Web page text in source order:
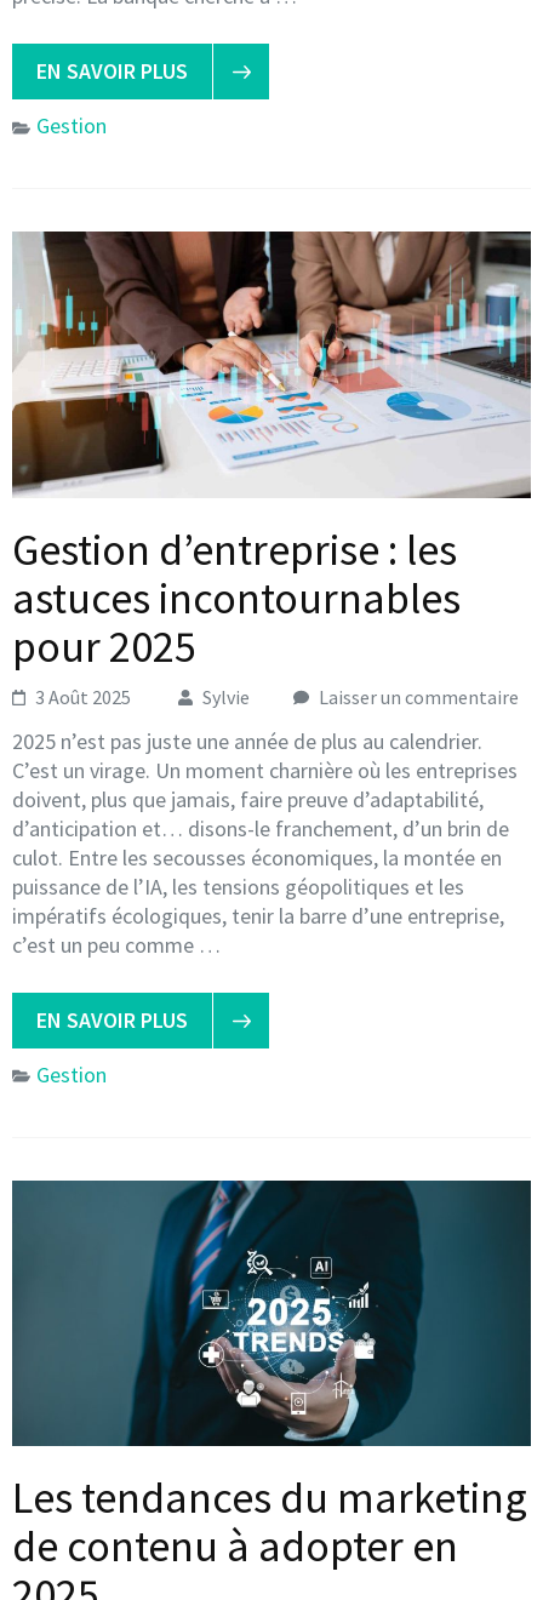
EN SAVOIR PLUS
Gestion
Gestion d’entreprise : les
astuces incontournables
pour 2025
3 Août 2025 Sylvie Laisser un commentaire
2025 n’est pas juste une année de plus au calendrier.
C’est un virage. Un moment charnière où les entreprises
doivent, plus que jamais, faire preuve d’adaptabilité,
d’anticipation et… disons-le franchement, d’un brin de
culot. Entre les secousses économiques, la montée en
puissance de l’IA, les tensions géopolitiques et les
impératifs écologiques, tenir la barre d’une entreprise,
c’est un peu comme …
EN SAVOIR PLUS
Gestion
Les tendances du marketing
de contenu à adopter en